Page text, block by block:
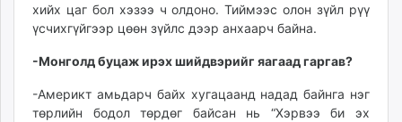
хийх цаг бол хэзээ ч олдоно. Тиймээс олон зүйл рүү
үсчихгүйгээр цөөн зүйлс дээр анхаарч байна.
-Монголд буцаж ирэх шийдвэрийг яагаад гаргав?
-Америкт амьдарч байх хугацаанд надад байнга нэг
төрлийн бодол төрдөг байсан нь “Хэрвээ би эх